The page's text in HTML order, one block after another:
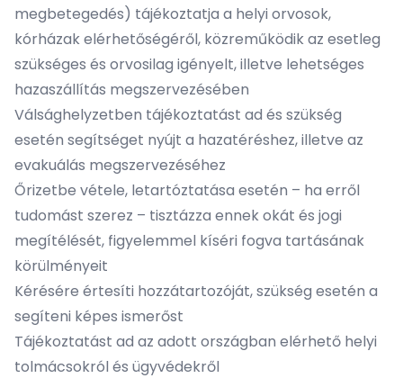
megbetegedés) tájékoztatja a helyi orvosok,
kórházak elérhetőségéről, közreműködik az esetleg
szükséges és orvosilag igényelt, illetve lehetséges
hazaszállítás megszervezésében
Válsághelyzetben tájékoztatást ad és szükség
esetén segítséget nyújt a hazatéréshez, illetve az
evakuálás megszervezéséhez
Őrizetbe vétele, letartóztatása esetén – ha erről
tudomást szerez – tisztázza ennek okát és jogi
megítélését, figyelemmel kíséri fogva tartásának
körülményeit
Kérésére értesíti hozzátartozóját, szükség esetén a
segíteni képes ismerőst
Tájékoztatást ad az adott országban elérhető helyi
tolmácsokról és ügyvédekről